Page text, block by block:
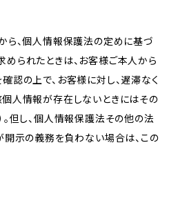
ら、個人情報保護法の定めに基づ
られたときは、お客様ご本人から
認の上で、お客様に対し、遅滞なく
個人情報が存在しないときにはその
。但し、個人情報保護法その他の法
開示の義務を負わない場合は、この